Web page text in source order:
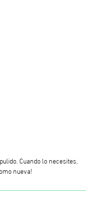
Cuando lo necesites,
nueva!